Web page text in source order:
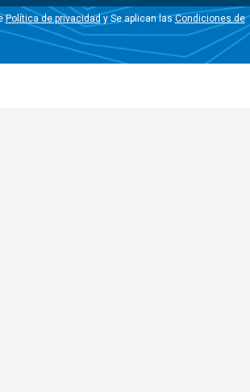
Política de privacidady Se aplican lasCondiciones de